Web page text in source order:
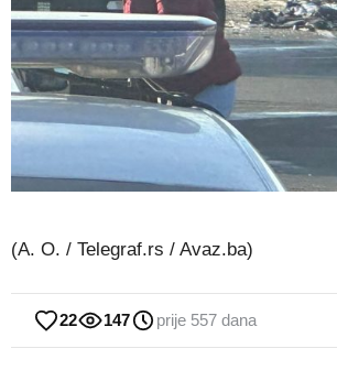
(A. O. / Telegraf.rs / Avaz.ba)
22 147 prije 557 dana